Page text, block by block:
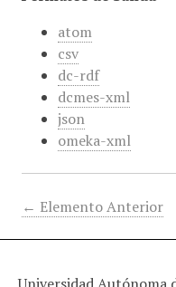
atom
csv
dc-rdf
dcmes-xml
json
omeka-xml
← Elemento Anterior